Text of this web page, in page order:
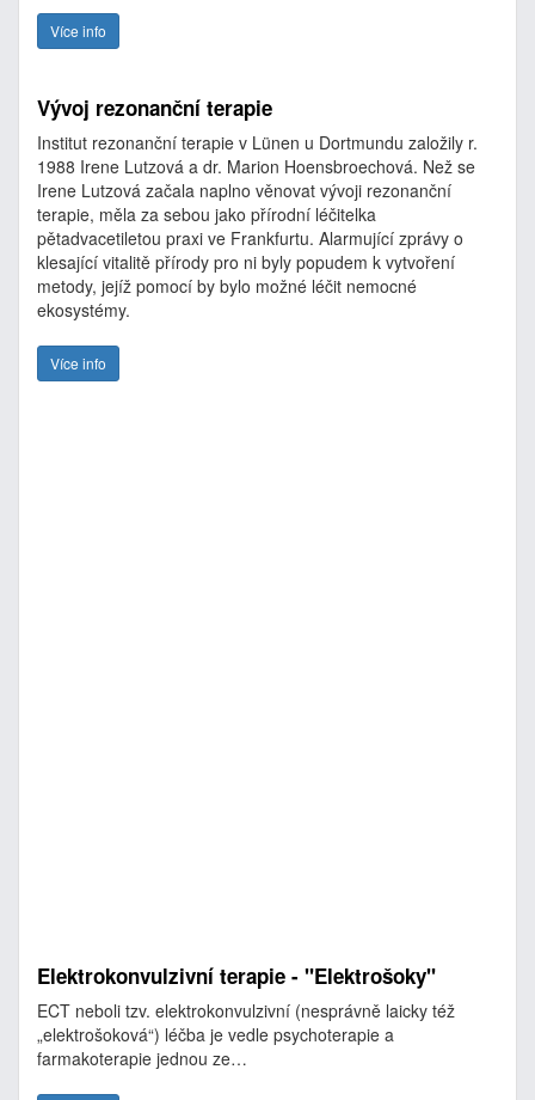
Více info
Vývoj rezonanční terapie
Institut rezonanční terapie v Lünen u Dortmundu založily r.
1988 Irene Lutzová a dr. Marion Hoensbroechová. Než se
Irene Lutzová začala naplno věnovat vývoji rezonanční
terapie, měla za sebou jako přírodní léčitelka
pětadvacetiletou praxi ve Frankfurtu. Alarmující zprávy o
klesající vitalitě přírody pro ni byly popudem k vytvoření
metody, jejíž pomocí by bylo možné léčit nemocné
ekosystémy.
Více info
Elektrokonvulzivní terapie - "Elektrošoky"
ECT neboli tzv. elektrokonvulzivní (nesprávně laicky též
„elektrošoková“) léčba je vedle psychoterapie a
farmakoterapie jednou ze…